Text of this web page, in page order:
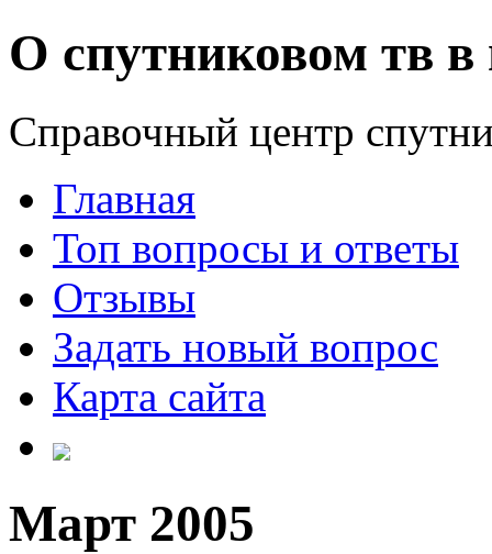
О спутниковом тв в
Справочный центр
Главная
Топ вопросы и ответы
Отзывы
Задать новый вопрос
Карта сайта
Март 2005